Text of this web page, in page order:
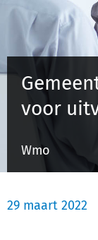
Juridisch advies
Inloggen op de
voor
Wmo
29 maart 2022